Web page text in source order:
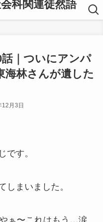
科関連徒然語
｜ついにアンパ
海林さんが遺した
月3日
です。
しまいました。
ぁ〜これはもう…涙